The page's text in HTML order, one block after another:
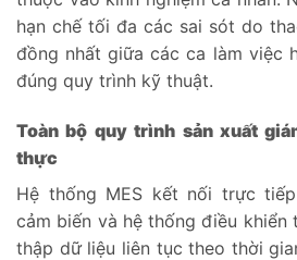
hạn chế tối đa các sai sót do
đồng nhất giữa các ca làm việc
đúng quy trình kỹ thuật.
Toàn bộ quy trình sản xuất
thực
Hệ thống MES kết nối trực
cảm biến và hệ thống điều khiển
thập dữ liệu liên tục theo thời